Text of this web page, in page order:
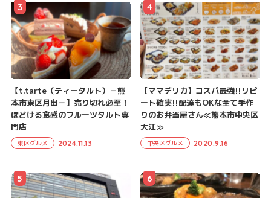
【t.tarte（ティータルト）－熊
本市東区月出－】売り切れ必至！
ほどける食感のフルーツタルト専
門店
東区グルメ 2024.11.13
3
【ママデリカ】コスパ最強!!リピ
ート確実!!配達もOKな全て手作
りのお弁当屋さん≪熊本市中央区
大江≫
中央区グルメ 2020.9.16
4
5 6